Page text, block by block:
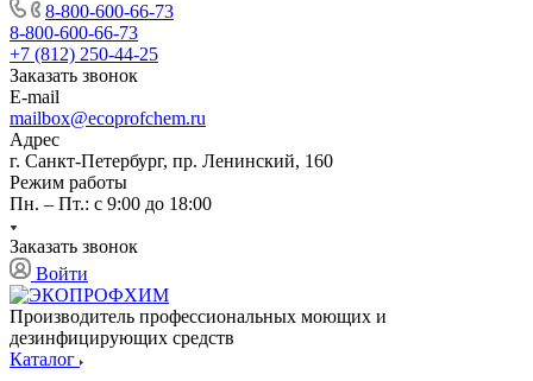
8-800-600-66-73
8-800-600-66-73
+7 (812) 250-44-25
Заказать звонок
E-mail
mailbox@ecoprofchem.ru
Адрес
г. Санкт-Петербург, пр. Ленинский, 160
Режим работы
Пн. – Пт.: с 9:00 до 18:00
Заказать звонок
Войти
Производитель профессиональных моющих и
дезинфицирующих средств
Каталог